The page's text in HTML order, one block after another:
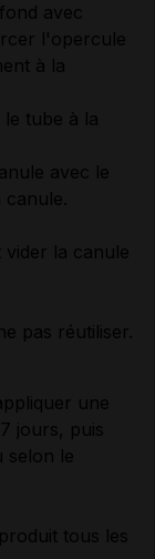
avec
l'opercule
à la
tube à la
avec le
vider la canule
pas réutiliser.
une
jours, puis
selon le
tous les